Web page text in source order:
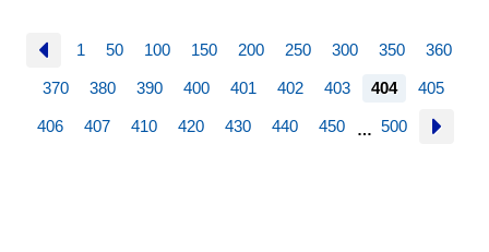
1 50 100 150 200 250 300 350 360
370 380 390 400 401 402 403 404 405
406 407 410 420 430 440 450 … 500